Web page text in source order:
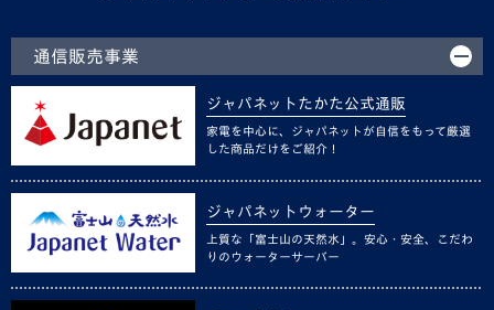
通信販売事業
ジャパネットたかた公式通販
家電を中心に、ジャパネットが自信をもって厳選
した商品だけをご紹介！
ジャパネットウォーター
上質な「富士山の天然水」。安心・安全、こだわ
りのウォーターサーバー